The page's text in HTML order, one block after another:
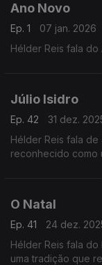
Ano Novo
Ep. 1
07 jan. 2026
Hélder Reis fala
Júlio Isidro
Ep. 42
31 dez.
Hélder Reis fala de
reconhecido como
O Natal
Ep. 41
24 dez.
Hélder Reis fala do
uma tradição que